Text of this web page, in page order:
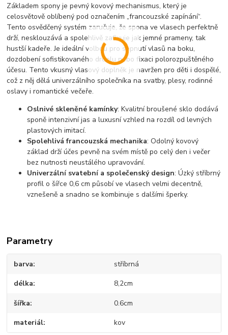
Základem spony je pevný kovový mechanismus, který je
celosvětově oblíbený pod označením „francouzské zapínání“.
Tento osvědčený systém zaručuje, že spona ve vlasech perfektně
drží, nesklouzává a spolehlivě zafixuje jak jemné prameny, tak
hustší kadeře. Je ideální volbou pro sepnutí vlasů na boku,
dozdobení sofistikovaného drdolu nebo fixaci polorozpuštěného
účesu. Tento vkusný vlasový doplněk je navržen pro děti i dospělé,
což z něj dělá univerzálního společníka na svatby, plesy, rodinné
oslavy i romantické večeře.
Oslnivé skleněné kamínky: Kvalitní broušené sklo dodává
sponě intenzivní jas a luxusní vzhled na rozdíl od levných
plastových imitací.
Spolehlivá francouzská mechanika: Odolný kovový
základ drží účes pevně na svém místě po celý den i večer
bez nutnosti neustálého upravování.
Univerzální svatební a společenský design: Úzký stříbrný
profil o šířce 0,6 cm působí ve vlasech velmi decentně,
vznešeně a snadno se kombinuje s dalšími šperky.
Parametry
barva stříbrná
délka 8,2cm
šířka 0.6cm
materiál kov